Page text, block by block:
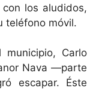
los aludidos,
teléfono móvil.
Carlo
Nava —parte
escapar. Éste